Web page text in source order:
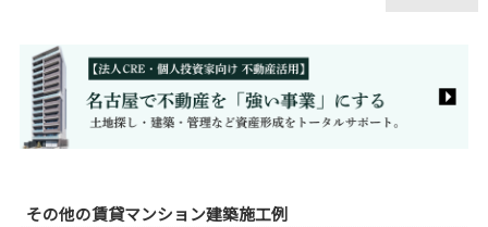
その他の賃貸マンション建築施工例